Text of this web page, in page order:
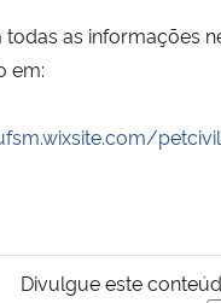
da Família e dos Direitos
Institucional
todas as informações
em:
Divulgue este